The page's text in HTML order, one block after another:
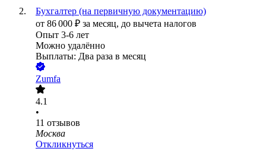
Бухгалтер (на первичную документацию)
от 86 000 ₽ за месяц, до вычета налогов
Опыт 3-6 лет
Можно удалённо
Выплаты: Два раза в месяц
Zumfa
4.1
•
11 отзывов
Москва
Откликнуться